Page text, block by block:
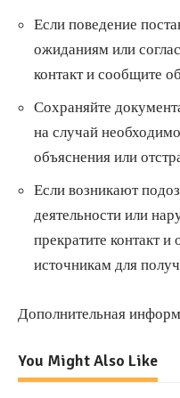
Если поведение
ожиданиям или
контакт и сообщите
Сохраняйте
на случай
объяснения или
Если возникают
деятельности или
прекратите контакт
источникам для
Дополнительная
You Might Also Like